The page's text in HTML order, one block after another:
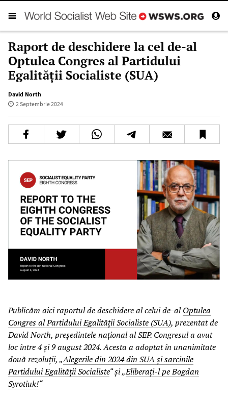
Raport de deschidere la cel de-al
Optulea Congres al Partidului
Egalității Socialiste (SUA)
David North
2 Septembrie 2024
Publicăm aici raportul de deschidere al celui de-alOptulea
Congres al Partidului Egalității Socialiste (SUA), prezentat de
David North, președintele național al SEP. Congresul a avut
loc între 4 și 9 august 2024. Acesta a adoptat în unanimitate
două rezoluții, „Alegerile din 2024 din SUA și sarcinile
Partidului Egalității Socialiste“ și „Eliberați-l pe Bogdan
Syrotiuk!“